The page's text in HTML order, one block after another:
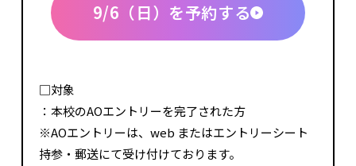
9/6（日）を予約する
□対象
：本校のAOエントリーを完了された方
※AOエントリーは、web またはエントリーシート
持参・郵送にて受け付けております。